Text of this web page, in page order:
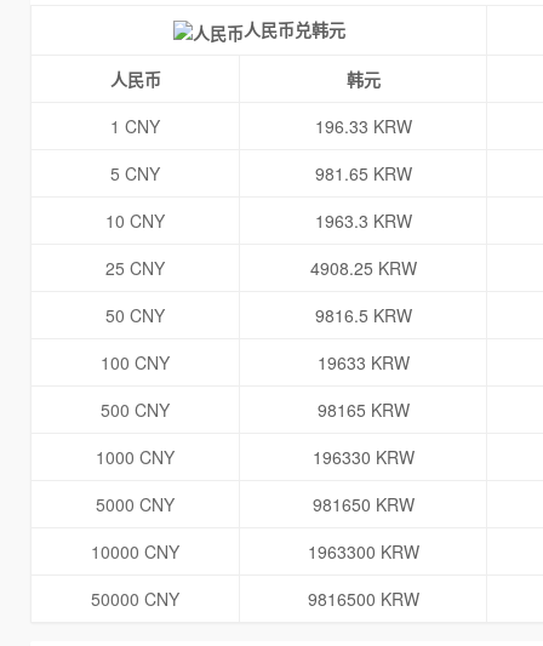
人民币兑韩元
人民币
韩元
1 CNY
196.33 KRW
5 CNY
981.65 KRW
10 CNY
1963.3 KRW
25 CNY
4908.25 KRW
50 CNY
9816.5 KRW
100 CNY
19633 KRW
500 CNY
98165 KRW
1000 CNY
196330 KRW
5000 CNY
981650 KRW
10000 CNY
1963300 KRW
50000 CNY
9816500 KRW